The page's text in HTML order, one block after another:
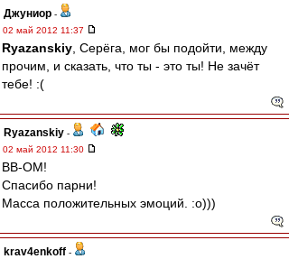
Джуниор -
02 май 2012 11:37
Ryazanskiy , Серёга, мог бы подойти, между
прочим, и сказать, что ты - это ты! Не зачёт
тебе! :(
Ryazanskiy -
02 май 2012 11:30
ВВ-ОМ!
Спасибо парни!
Масса положительных эмоций. :о)))
krav4enkoff -